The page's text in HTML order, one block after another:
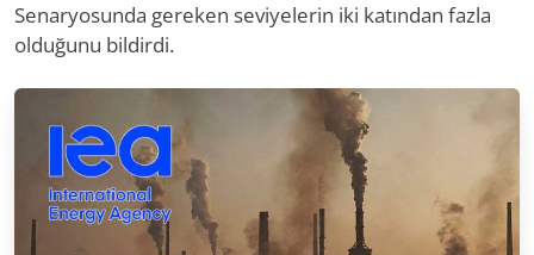
Senaryosunda gereken seviyelerin iki katından fazla
olduğunu bildirdi.